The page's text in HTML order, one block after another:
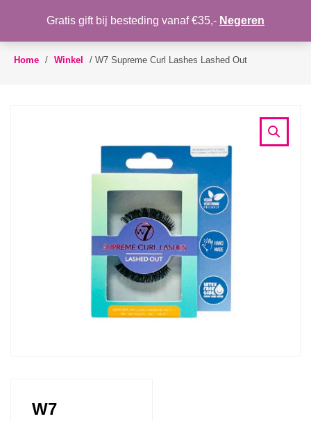
Toggle
WENSLIJST
Home / Winkel / W7 Supreme Curl Lashes Lashed Out
W7
Gratis gift bij besteding vanaf €35,- Negeren